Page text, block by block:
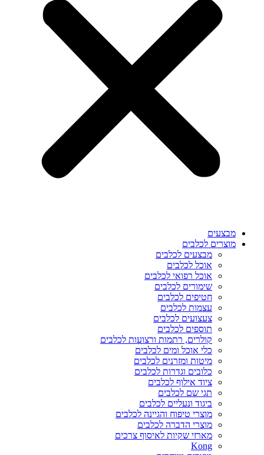
מבצעים
מוצרים לכלבים
מבצעים לכלבים
אוכל לכלבים
אוכל רפואי לכלבים
שימורים לכלבים
חטיפים לכלבים
עצמות לכלבים
צעצועים לכלבים
תוספים לכלבים
קולרים, רתמות ורצועות לכלבים
כלי אוכל ומים לכלבים
מיטות ומזרנים לכלבים
כלובים וגדרות לכלבים
ציוד אילוף לכלבים
תגי שם לכלבים
ביגוד ונעליים לכלבים
מוצרי טיפוח והגיינה לכלבים
מוצרי הדברה לכלבים
מארזי שקיות לאיסוף צרכים
Kong